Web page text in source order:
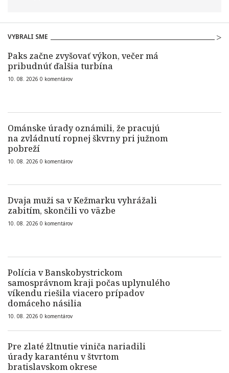
VYBRALI SME
Paks začne zvyšovať výkon, večer má
pribudnúť ďalšia turbína
10. 08. 2026 0 komentárov
Ománske úrady oznámili, že pracujú
na zvládnutí ropnej škvrny pri južnom
pobreží
10. 08. 2026 0 komentárov
Dvaja muži sa v Kežmarku vyhrážali
zabitím, skončili vo väzbe
10. 08. 2026 0 komentárov
Polícia v Banskobystrickom
samosprávnom kraji počas uplynulého
víkendu riešila viacero prípadov
domáceho násilia
10. 08. 2026 0 komentárov
Pre zlaté žltnutie viniča nariadili
úrady karanténu v štvrtom
bratislavskom okrese